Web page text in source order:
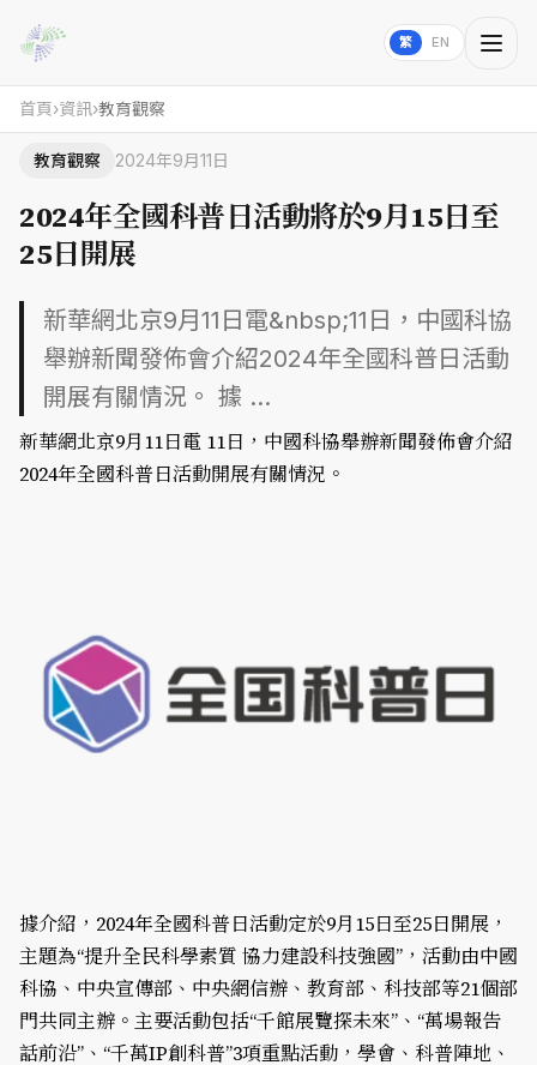
繁 EN
首頁›資訊›教育觀察
教育觀察 2024年9月11日
2024年全國科普日活動將於9月15日至
25日開展
新華網北京9月11日電&nbsp;11日，中國科協
舉辦新聞發佈會介紹2024年全國科普日活動
開展有關情況。 據 ...
新華網北京9月11日電 11日，中國科協舉辦新聞發佈會介紹
2024年全國科普日活動開展有關情況。
據介紹，2024年全國科普日活動定於9月15日至25日開展，
主題為“提升全民科學素質 協力建設科技強國”，活動由中國
科協、中央宣傳部、中央網信辦、教育部、科技部等21個部
門共同主辦。主要活動包括“千館展覽探未來”、“萬場報告
話前沿”、“千萬IP創科普”3項重點活動，學會、科普陣地、